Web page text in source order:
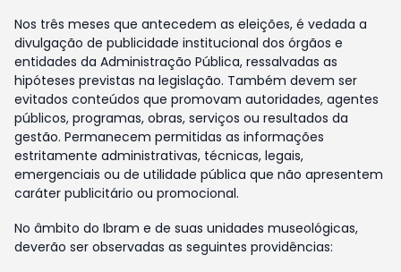
Nos três meses que antecedem as eleições, é vedada a
divulgação de publicidade institucional dos órgãos e
entidades da Administração Pública, ressalvadas as
hipóteses previstas na legislação. Também devem ser
evitados conteúdos que promovam autoridades, agentes
públicos, programas, obras, serviços ou resultados da
gestão. Permanecem permitidas as informações
estritamente administrativas, técnicas, legais,
emergenciais ou de utilidade pública que não apresentem
caráter publicitário ou promocional.
No âmbito do Ibram e de suas unidades museológicas,
deverão ser observadas as seguintes providências: